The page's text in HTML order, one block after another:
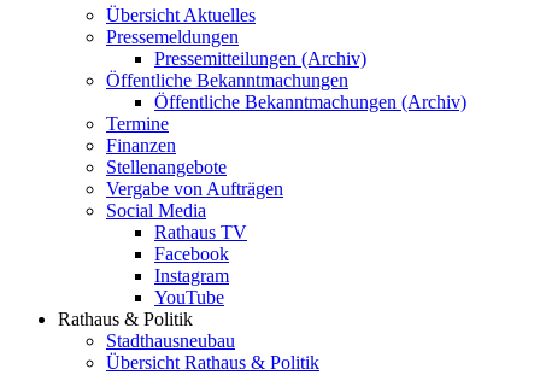
Übersicht Aktuelles
Pressemeldungen
Pressemitteilungen (Archiv)
Öffentliche Bekanntmachungen
Öffentliche Bekanntmachungen (Archiv)
Termine
Finanzen
Stellenangebote
Vergabe von Aufträgen
Social Media
Rathaus TV
Facebook
Instagram
YouTube
Rathaus & Politik
Stadthausneubau
Übersicht Rathaus & Politik